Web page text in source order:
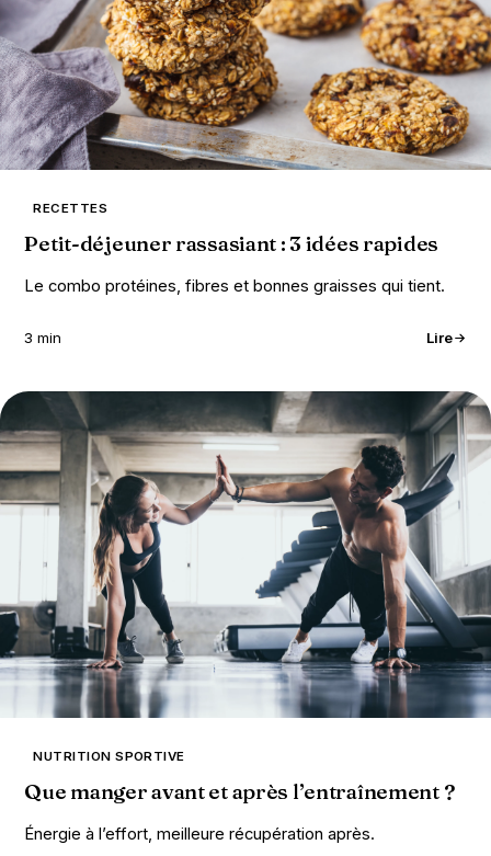
RECETTES
Petit-déjeuner rassasiant : 3 idées rapides
Le combo protéines, fibres et bonnes graisses qui tient.
3 min Lire
NUTRITION SPORTIVE
Que manger avant et après l’entraînement ?
Énergie à l’effort, meilleure récupération après.